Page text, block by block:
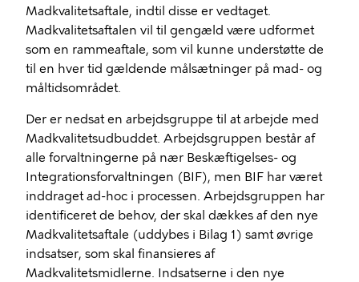
Madkvalitetsaftale, indtil disse er vedtaget.
Madkvalitetsaftalen vil til gengæld være udformet
som en rammeaftale, som vil kunne understøtte de
til en hver tid gældende målsætninger på mad- og
måltidsområdet.
Der er nedsat en arbejdsgruppe til at arbejde med
Madkvalitetsudbuddet. Arbejdsgruppen består af
alle forvaltningerne på nær Beskæftigelses- og
Integrationsforvaltningen (BIF), men BIF har været
inddraget ad-hoc i processen. Arbejdsgruppen har
identificeret de behov, der skal dækkes af den nye
Madkvalitetsaftale (uddybes i Bilag 1) samt øvrige
indsatser, som skal finansieres af
Madkvalitetsmidlerne. Indsatserne i den nye